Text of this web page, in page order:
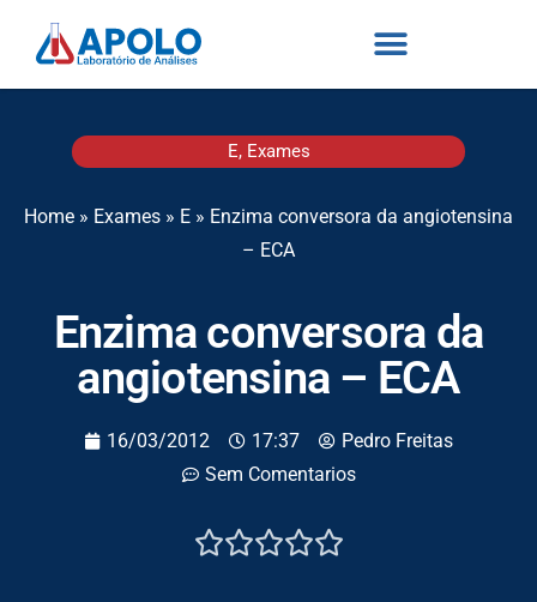
E, Exames
Home » Exames » E » Enzima conversora da angiotensina
– ECA
Enzima conversora da
angiotensina – ECA
16/03/2012 17:37
Pedro Freitas
Sem Comentarios
